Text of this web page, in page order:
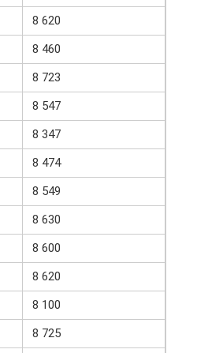
8 620
8 460
8 723
8 547
8 347
8 474
8 549
8 630
8 600
8 620
8 100
8 725